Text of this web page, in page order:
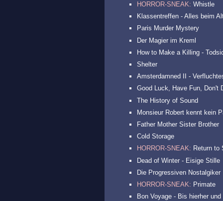
HORROR-SNEAK: Whistle
Klassentreffen - Alles beim
Paris Murder Mystery
Der Magier im Kreml
How to Make a Killing -
Shelter
Amsterdamned II -
Good Luck, Have Fun, Don't
The History of Sound
Monsieur Robert kennt kein
Father Mother Sister Brother
Cold Storage
HORROR-SNEAK: Return to
Dead of Winter - Eisige Stille
Die Progressiven Nostalgiker
HORROR-SNEAK: Primate
Bon Voyage - Bis hierher